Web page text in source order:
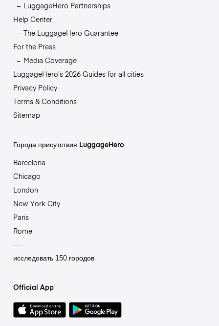
LuggageHero Partnerships
Help Center
The LuggageHero Guarantee
For the Press
Media Coverage
LuggageHero’s 2026 Guides for all cities
Privacy Policy
Terms & Conditions
Sitemap
Города присутствия LuggageHero
Barcelona
Chicago
London
New York City
Paris
Rome
исследовать 150 городов
Official App